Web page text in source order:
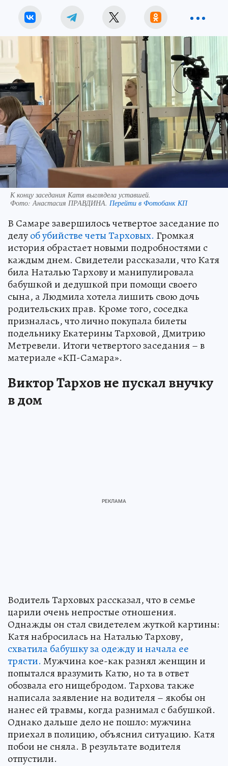
К концу заседания Катя выглядела уставшей.
Фото: Анастасия ПРАВДИНА. Перейти в Фотобанк КП
В Самаре завершилось четвертое заседание по
делуоб убийстве четы Тарховых. Громкая
история обрастает новыми подробностями с
каждым днем. Свидетели рассказали, что Катя
била Наталью Тархову и манипулировала
бабушкой и дедушкой при помощи своего
сына, а Людмила хотела лишить свою дочь
родительских прав. Кроме того, соседка
призналась, что лично покупала билеты
подельнику Екатерины Тарховой, Дмитрию
Метревели. Итоги четвертого заседания – в
материале «КП-Самара».
Виктор Тархов не пускал внучку
в дом
Водитель Тарховых рассказал, что в семье
царили очень непростые отношения.
Однажды он стал свидетелем жуткой картины:
Катя набросилась на Наталью Тархову,
схватила бабушку за одежду и начала ее
трясти. Мужчина кое-как разнял женщин и
попытался вразумить Катю, но та в ответ
обозвала его нищебродом. Тархова также
написала заявление на водителя – якобы он
нанес ей травмы, когда разнимал с бабушкой.
Однако дальше дело не пошло: мужчина
приехал в полицию, объяснил ситуацию. Катя
побои не сняла. В результате водителя
отпустили.